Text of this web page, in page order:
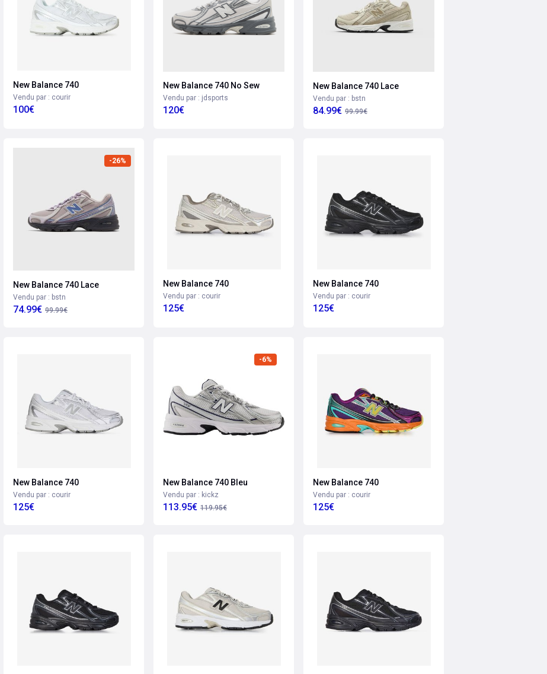
New Balance 740
Vendu par : courir
100€
New Balance 740 No Sew
Vendu par : jdsports
120€
New Balance 740 Lace
Vendu par : bstn
84.99€ 99.99€
-26%
New Balance 740 Lace
Vendu par : bstn
74.99€ 99.99€
New Balance 740
Vendu par : courir
125€
New Balance 740
Vendu par : courir
125€
New Balance 740
Vendu par : courir
125€
-6%
New Balance 740 Bleu
Vendu par : kickz
113.95€ 119.95€
New Balance 740
Vendu par : courir
125€